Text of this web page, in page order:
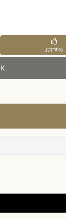
おすすめ